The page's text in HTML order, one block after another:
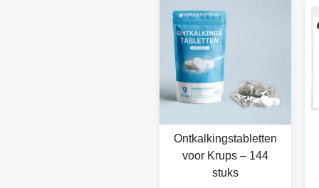
Ontkalkingstabletten
voor Krups – 144
stuks